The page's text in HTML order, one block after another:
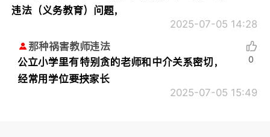
违法（义务教育）问题，
2025-07-05 14:28
那种祸害教师违法
公立小学里有特别贪的老师和中介关系密切，
经常用学位要挟家长
2025-07-05 15:49
0